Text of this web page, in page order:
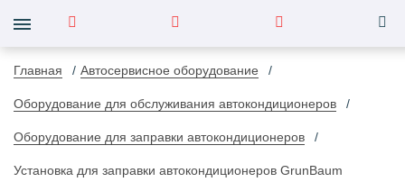
Главная Автосервисное оборудование
Оборудование для обслуживания автокондиционеров
Оборудование для заправки автокондиционеров
Установка для заправки автокондиционеров GrunBaum